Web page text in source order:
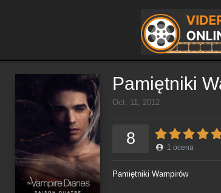
Pamiętniki
Oct. 11, 2012
8 1 ocena
Pamiętniki Wampirów